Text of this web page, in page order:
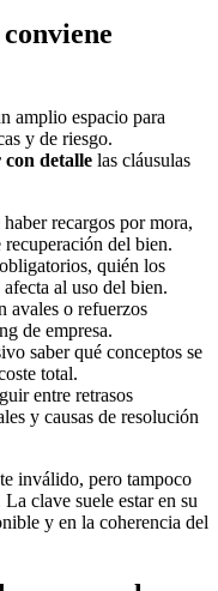
amplio espacio para
y de riesgo.
con detalle las cláusulas
haber recargos por mora,
del bien.
quién los
al uso del bien.
avales o refuerzos
de empresa.
saber qué conceptos se
total.
entre retrasos
y causas de resolución
inválido, pero tampoco
clave suele estar en su
y en la coherencia del